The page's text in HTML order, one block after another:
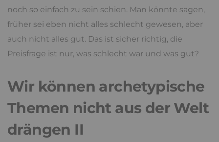
noch so einfach zu sein schien. Man könnte sagen,
früher sei eben nicht alles schlecht gewesen, aber
auch nicht alles gut. Das ist sicher richtig, die
Preisfrage ist nur, was schlecht war und was gut?
Wir können archetypische
Themen nicht aus der Welt
drängen II